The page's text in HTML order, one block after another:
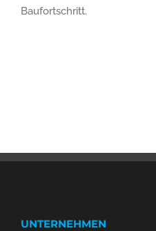
Baufortschritt.
UNTERNEHMEN